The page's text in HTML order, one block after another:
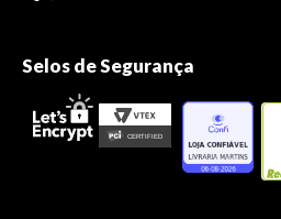
Selos de Segurança